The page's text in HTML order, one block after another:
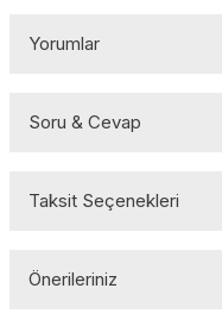
Yorumlar
Soru & Cevap
Taksit Seçenekleri
Önerileriniz